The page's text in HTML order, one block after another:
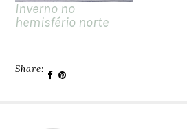
Inverno no
hemisfério norte
Share: